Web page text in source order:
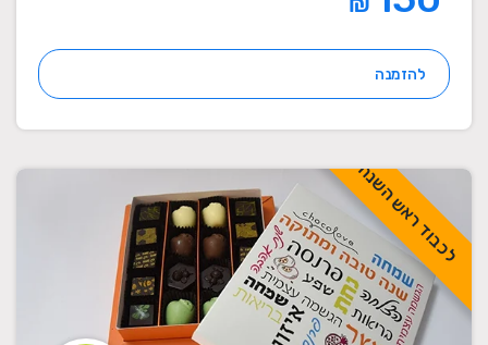
להזמנה
לכבוד ראש השנה